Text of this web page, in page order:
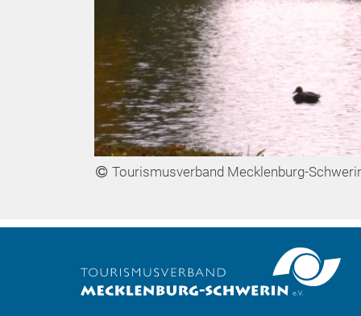
Tourismusverband Mecklenburg-